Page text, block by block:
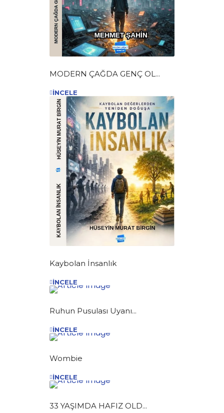
MODERN ÇAĞDA GENÇ OL...
İNCELE
Kaybolan İnsanlık
İNCELE
Ruhun Pusulası Uyanı...
İNCELE
Wombie
İNCELE
33 YAŞIMDA HAFIZ OLD...